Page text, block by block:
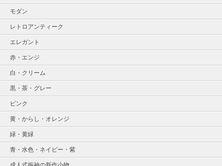
モダン
レトロアンティーク
エレガント
赤・エンジ
白・クリーム
黒・茶・グレー
ピンク
黄・からし・オレンジ
緑・黄緑
青・水色・ネイビー・紫